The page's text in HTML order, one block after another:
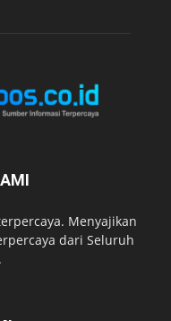
Menyajikan
dari Seluruh